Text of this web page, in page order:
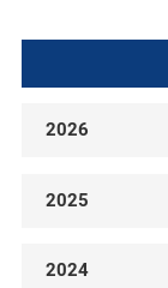
2026
2025
2024